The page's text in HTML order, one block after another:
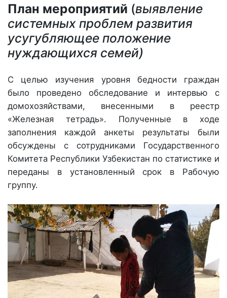
План мероприятий (выявление
системных проблем развития
усугубляющее положение
нуждающихся семей)
С целью изучения уровня бедности граждан
было проведено обследование и интервью с
домохозяйствами, внесенными в реестр
«Железная тетрадь». Полученные в ходе
заполнения каждой анкеты результаты были
обсуждены с сотрудниками Государственного
Комитета Республики Узбекистан по статистике и
переданы в установленный срок в Рабочую
группу.